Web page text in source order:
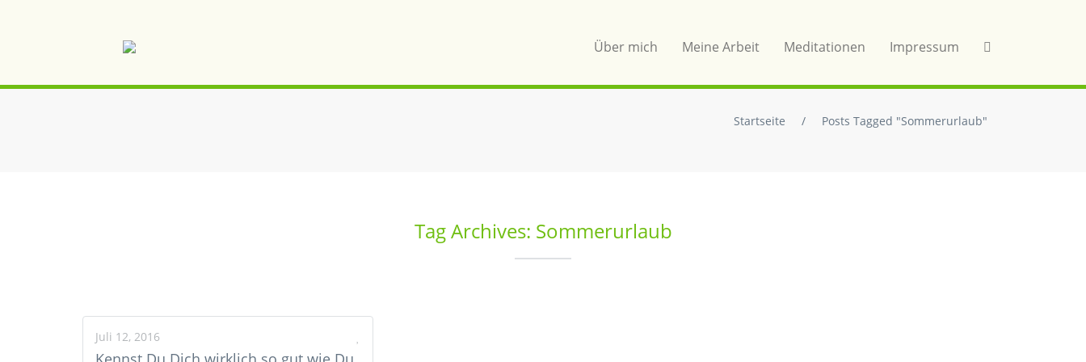
Über mich Meine Arbeit Meditationen Impressum
Startseite / Posts Tagged "Sommerurlaub"
Tag Archives: Sommerurlaub
Juli 12, 2016